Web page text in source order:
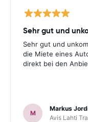
Sehr gut und
die Miete eines
direkt bei den
M
Markus
Avis Lahti